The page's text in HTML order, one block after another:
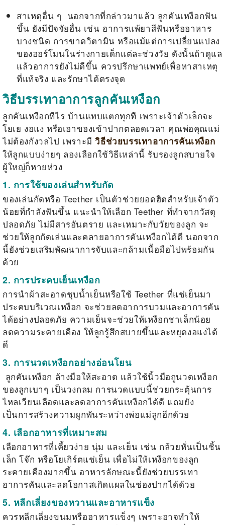
สาเหตุอื่น ๆ นอกจากที่กล่าวมาแล้ว ลูกคันเหงือกฟัน
ขึ้น ยังมีปัจจัยอื่น เช่น อาการแพ้ยาสีฟันหรืออาหาร
บางชนิด การขาดวิตามิน หรือแม้แต่การเปลี่ยนแปลง
ของฮอร์โมนในร่างกายเด็กแต่ละช่วงวัย ดังนั้นถ้าดูแล
แล้วอาการยังไม่ดีขึ้น ควรปรึกษาแพทย์เพื่อหาสาเหตุ
ที่แท้จริง และรักษาได้ตรงจุด
วิธีบรรเทาอาการลูกคันเหงือก
ลูกคันเหงือกทีไร บ้านแทบแตกทุกที เพราะเจ้าตัวเล็กจะ
โยเย งอแง หรือเอาของเข้าปากตลอดเวลา คุณพ่อคุณแม่
ไม่ต้องกังวลไป เพราะมีวิธีช่วยบรรเทาอาการคันเหงือก
ให้ลูกแบบง่ายๆ ลองเลือกใช้วิธีเหล่านี้ รับรองลูกสบายใจ
ผู้ใหญ่ก็หายห่วง
1. การใช้ของเล่นสำหรับกัด
ของเล่นกัดหรือ Teether เป็นตัวช่วยยอดฮิตสำหรับเจ้าตัว
น้อยที่กำลังฟันขึ้น แนะนำให้เลือก Teether ที่ทำจากวัสดุ
ปลอดภัย ไม่มีสารอันตราย และเหมาะกับวัยของลูก จะ
ช่วยให้ลูกกัดเล่นและคลายอาการคันเหงือกได้ดี นอกจาก
นี้ยังช่วยเสริมพัฒนาการจับและกล้ามเนื้อมือไปพร้อมกัน
ด้วย
2. การประคบเย็นเหงือก
การนำผ้าสะอาดชุบน้ำเย็นหรือใช้ Teether ที่แช่เย็นมา
ประคบบริเวณเหงือก จะช่วยลดอาการบวมและอาการคัน
ได้อย่างปลอดภัย ความเย็นจะช่วยให้เหงือกชาเล็กน้อย
ลดความระคายเคือง ให้ลูกรู้สึกสบายขึ้นและหยุดงอแงได้
ดี
3. การนวดเหงือกอย่างอ่อนโยน
ลูกคันเหงือก ล้างมือให้สะอาด แล้วใช้นิ้วมือถูนวดเหงือก
ของลูกเบาๆ เป็นวงกลม การนวดแบบนี้ช่วยกระตุ้นการ
ไหลเวียนเลือดและลดอาการคันเหงือกได้ดี แถมยัง
เป็นการสร้างความผูกพันระหว่างพ่อแม่ลูกอีกด้วย
4. เลือกอาหารที่เหมาะสม
เลือกอาหารที่เคี้ยวง่าย นุ่ม และเย็น เช่น กล้วยหั่นเป็นชิ้น
เล็ก โจ๊ก หรือโยเกิร์ตแช่เย็น เพื่อไม่ให้เหงือกของลูก
ระคายเคืองมากขึ้น อาหารลักษณะนี้ยังช่วยบรรเทา
อาการคันและลดโอกาสเกิดแผลในช่องปากได้ด้วย
5. หลีกเลี่ยงของหวานและอาหารแข็ง
ควรหลีกเลี่ยงขนมหรืออาหารแข็งๆ เพราะอาจทำให้